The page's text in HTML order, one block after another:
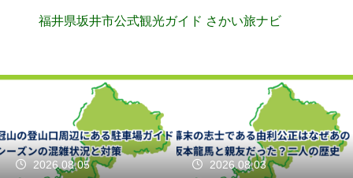
福井県坂井市公式観光ガイド さかい旅ナビ
2026.08.05 2026.08.03